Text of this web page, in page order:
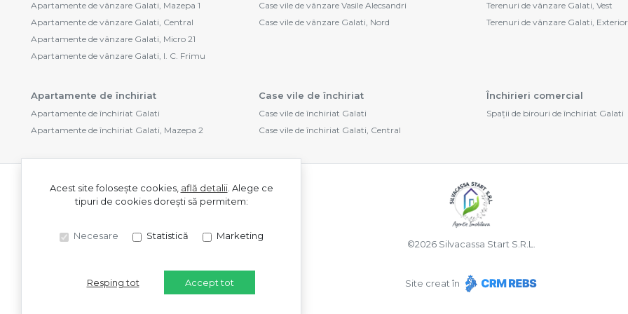
Apartamente de vânzare Galati, Mazepa 1
Apartamente de vânzare Galati, Central
Apartamente de vânzare Galati, Micro 21
Apartamente de vânzare Galati, I. C. Frimu
Case vile de vânzare Vasile Alecsandri
Case vile de vânzare Galati, Nord
Terenuri de vânzare Galati, Vest
Terenuri de vânzare Galati,
Apartamente de închiriat
Apartamente de închiriat Galati
Apartamente de închiriat Galati, Mazepa 2
Case vile de închiriat
Case vile de închiriat Galati
Case vile de închiriat Galati, Central
Închirieri comercial
Spații de birouri de închiriat Galati
©2026Silvacassa Start S.R.L.
Site creat în
Acest site folosește cookies, află detalii. Alege ce
tipuri de cookies dorești să permitem:
Necesare Statistică Marketing
Resping tot Accept tot